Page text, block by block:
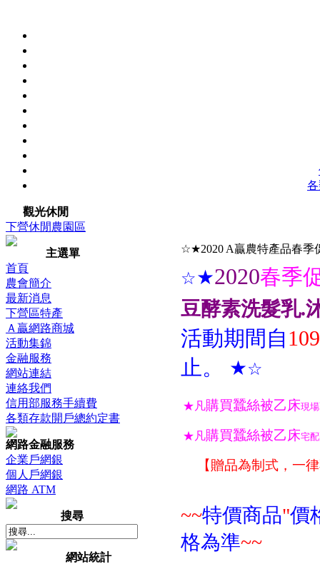
觀光休閒
下營休閒農園區
主選單
首頁
農會簡介
最新消息
下營區特產
Ａ贏網路商城
活動集錦
金融服務
網站連結
連絡我們
信用部服務手續費
各類存款開戶總約定書
網路金融服務
企業戶網銀
個人戶網銀
網路 ATM
搜尋
網站統計
☆★2020 A贏農特產品春
☆★2020春季
豆酵素洗髮乳.
活動期間自
止。
★☆
★凡購買蠶絲被乙床現
★凡購買蠶絲被乙床宅
【贈品為制式，一
~~特價商品"價
格為準~~